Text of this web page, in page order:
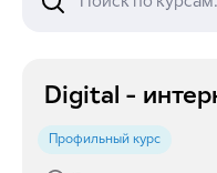
Digital -
Профильный курс